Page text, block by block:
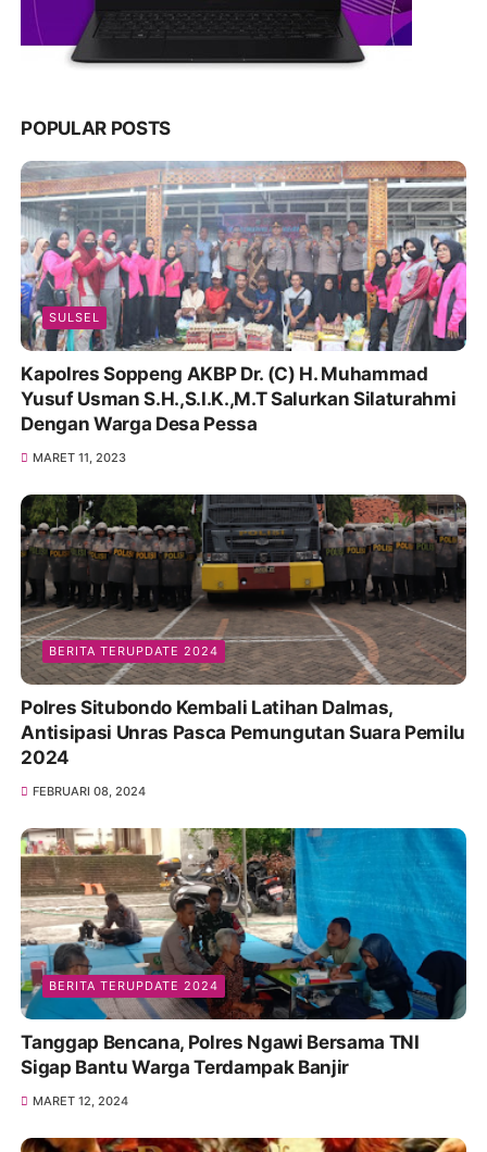
POPULAR POSTS
SULSEL
Kapolres Soppeng AKBP Dr. (C) H. Muhammad
Yusuf Usman S.H.,S.I.K.,M.T Salurkan Silaturahmi
Dengan Warga Desa Pessa
MARET 11, 2023
BERITA TERUPDATE 2024
Polres Situbondo Kembali Latihan Dalmas,
Antisipasi Unras Pasca Pemungutan Suara Pemilu
2024
FEBRUARI 08, 2024
BERITA TERUPDATE 2024
Tanggap Bencana, Polres Ngawi Bersama TNI
Sigap Bantu Warga Terdampak Banjir
MARET 12, 2024